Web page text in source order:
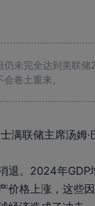
未完全达到美联
卷土重来。
满联储主席汤姆·
退。2024年
价格上涨，这些